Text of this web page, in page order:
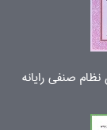
صنفی رایانه